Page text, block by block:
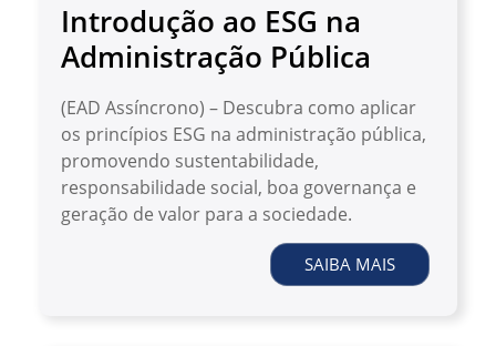
Introdução ao ESG na
Administração Pública
(EAD Assíncrono) – Descubra como aplicar
os princípios ESG na administração pública,
promovendo sustentabilidade,
responsabilidade social, boa governança e
geração de valor para a sociedade.
SAIBA MAIS